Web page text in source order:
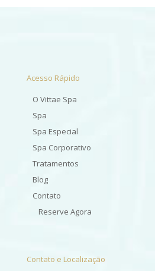
Acesso Rápido
O Vittae Spa
Spa
Spa Especial
Spa Corporativo
Tratamentos
Blog
Contato
Reserve Agora
Contato e Localização